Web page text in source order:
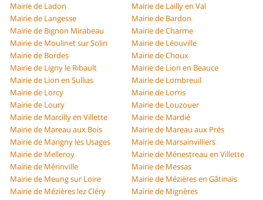
Mairie de Ladon
Mairie de Lailly en Val
Mairie de Langesse
Mairie de Bardon
Mairie de Bignon Mirabeau
Mairie de Charme
Mairie de Moulinet sur Solin
Mairie de Léouville
Mairie de Bordes
Mairie de Choux
Mairie de Ligny le Ribault
Mairie de Lion en Beauce
Mairie de Lion en Sullias
Mairie de Lombreuil
Mairie de Lorcy
Mairie de Lorris
Mairie de Loury
Mairie de Louzouer
Mairie de Marcilly en Villette
Mairie de Mardié
Mairie de Mareau aux Bois
Mairie de Mareau aux Prés
Mairie de Marigny les Usages
Mairie de Marsainvilliers
Mairie de Melleroy
Mairie de Ménestreau en Villette
Mairie de Mérinville
Mairie de Messas
Mairie de Meung sur Loire
Mairie de Mézières en Gâtinais
Mairie de Mézières lez Cléry
Mairie de Mignères